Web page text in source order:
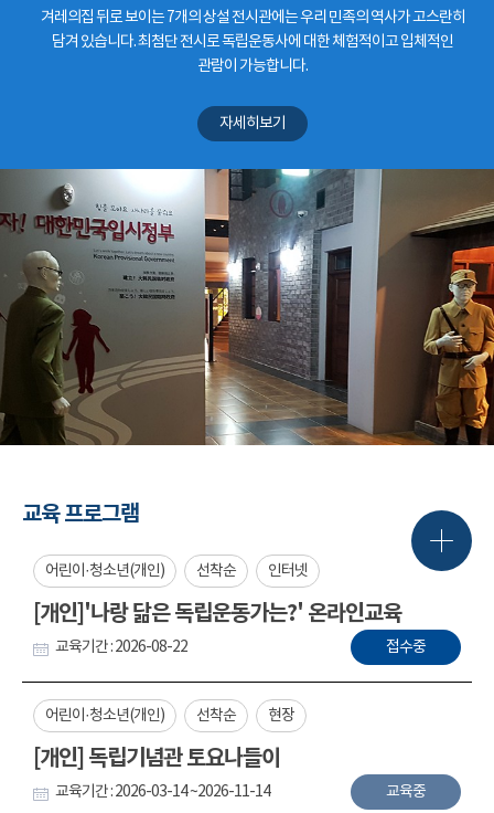
겨레의집 뒤로 보이는 7개의 상설 전시관에는 우리 민족의 역사가 고스란히
담겨 있습니다. 최첨단 전시로 독립운동사에 대한 체험적이고 입체적인
관람이 가능합니다.
자세히보기
교육 프로그램
어린이·청소년(개인) 선착순 인터넷
[개인]'나랑 닮은 독립운동가는?' 온라인교육
교육기간 : 2026-08-22 접수중
어린이·청소년(개인) 선착순 현장
[개인] 독립기념관 토요나들이
교육기간 : 2026-03-14 ~2026-11-14 교육중